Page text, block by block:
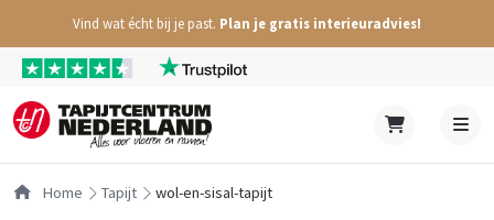
Vind wat écht bij je past. Plan je gratis interieuradvies!
Home tapijt wol-en-sisal-tapijt